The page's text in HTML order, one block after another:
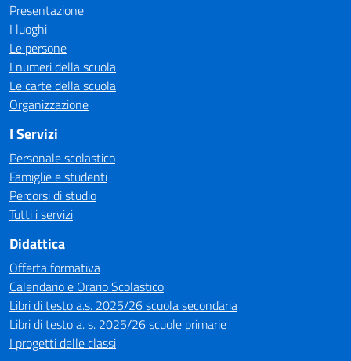
Presentazione
I luoghi
Le persone
I numeri della scuola
Le carte della scuola
Organizzazione
I Servizi
Personale scolastico
Famiglie e studenti
Percorsi di studio
Tutti i servizi
Didattica
Offerta formativa
Calendario e Orario Scolastico
Libri di testo a.s. 2025/26 scuola secondaria
Libri di testo a. s. 2025/26 scuole primarie
I progetti delle classi